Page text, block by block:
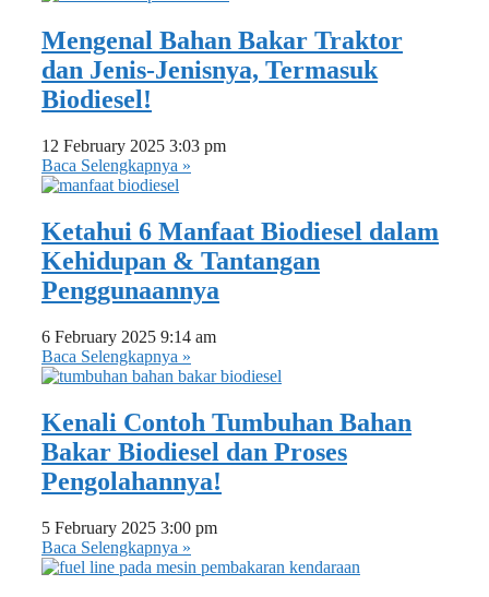
Mengenal Bahan Bakar Traktor
dan Jenis-Jenisnya, Termasuk
Biodiesel!
12 February 2025 3:03 pm
Baca Selengkapnya »
Ketahui 6 Manfaat Biodiesel dalam
Kehidupan & Tantangan
Penggunaannya
6 February 2025 9:14 am
Baca Selengkapnya »
Kenali Contoh Tumbuhan Bahan
Bakar Biodiesel dan Proses
Pengolahannya!
5 February 2025 3:00 pm
Baca Selengkapnya »